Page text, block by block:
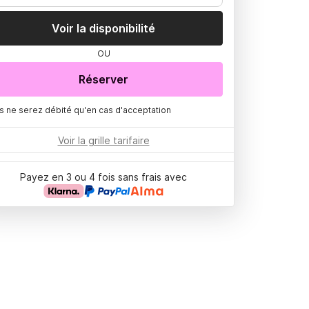
Voir la disponibilité
OU
Réserver
ne serez débité qu'en cas d'acceptation
Voir la grille tarifaire
Payez en 3 ou 4 fois sans frais avec